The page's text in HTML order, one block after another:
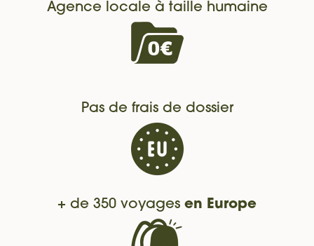
Agence locale à taille humaine
Pas de frais de dossier
+ de 350 voyages en Europe